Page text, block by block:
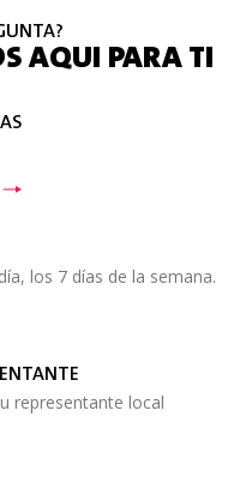
AQUI PARA TI
los 7 días de la semana.
representante local